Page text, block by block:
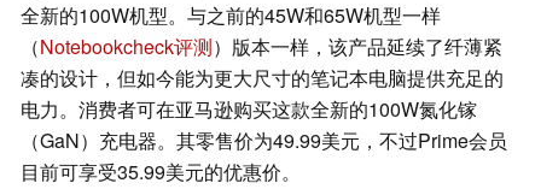
全新的100W机型。与之前的45W和65W机型一样
（Notebookcheck评测）版本一样，该产品延续了纤薄紧
凑的设计，但如今能为更大尺寸的笔记本电脑提供充足的
电力。消费者可在亚马逊购买这款全新的100W氮化镓
（GaN）充电器。其零售价为49.99美元，不过Prime会员
目前可享受35.99美元的优惠价。